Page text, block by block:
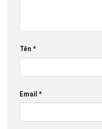
Tên *
Email *